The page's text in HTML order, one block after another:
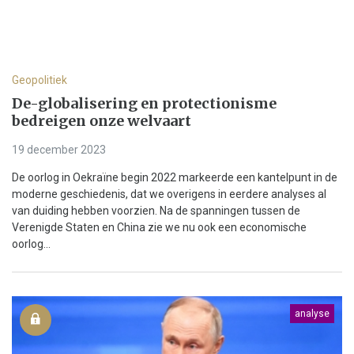
Geopolitiek
De-globalisering en protectionisme
bedreigen onze welvaart
19 december 2023
De oorlog in Oekraïne begin 2022 markeerde een kantelpunt in de
moderne geschiedenis, dat we overigens in eerdere analyses al
van duiding hebben voorzien. Na de spanningen tussen de
Verenigde Staten en China zie we nu ook een economische
oorlog...
analyse